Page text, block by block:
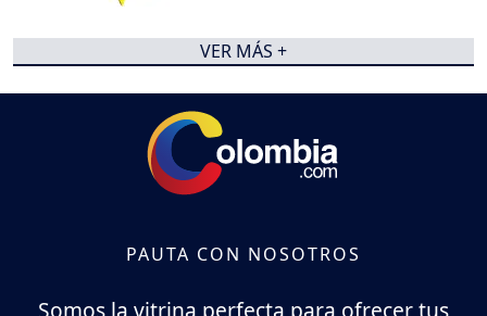
VER MÁS +
PAUTA CON NOSOTROS
Somos la vitrina perfecta para ofrecer tus